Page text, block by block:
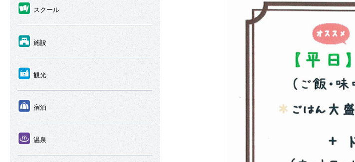
⑥ スクール
⑦ 施設
⑧ 観光
⑨ 宿泊
⑩ 温泉